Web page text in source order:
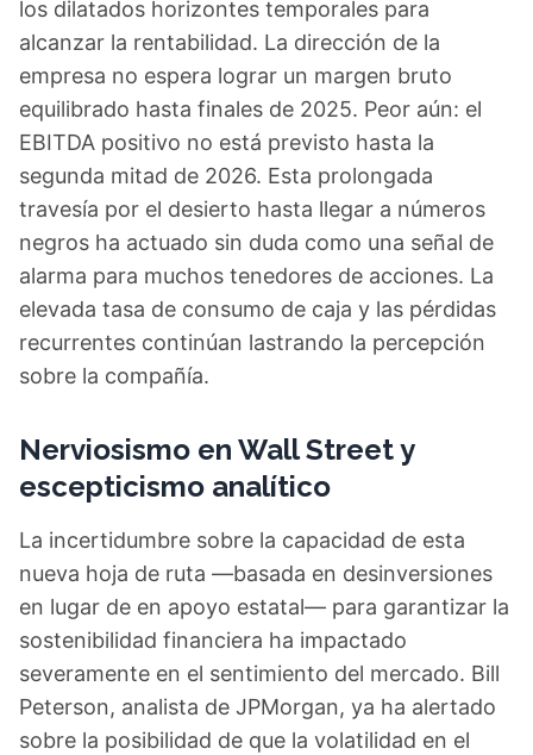
los dilatados horizontes temporales para
alcanzar la rentabilidad. La dirección de la
empresa no espera lograr un margen bruto
equilibrado hasta finales de 2025. Peor aún: el
EBITDA positivo no está previsto hasta la
segunda mitad de 2026. Esta prolongada
travesía por el desierto hasta llegar a números
negros ha actuado sin duda como una señal de
alarma para muchos tenedores de acciones. La
elevada tasa de consumo de caja y las pérdidas
recurrentes continúan lastrando la percepción
sobre la compañía.
Nerviosismo en Wall Street y
escepticismo analítico
La incertidumbre sobre la capacidad de esta
nueva hoja de ruta —basada en desinversiones
en lugar de en apoyo estatal— para garantizar la
sostenibilidad financiera ha impactado
severamente en el sentimiento del mercado. Bill
Peterson, analista de JPMorgan, ya ha alertado
sobre la posibilidad de que la volatilidad en el